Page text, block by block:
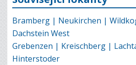
Bramberg | Neukirchen |
Dachstein West
Grebenzen | Kreischberg |
Hinterstoder